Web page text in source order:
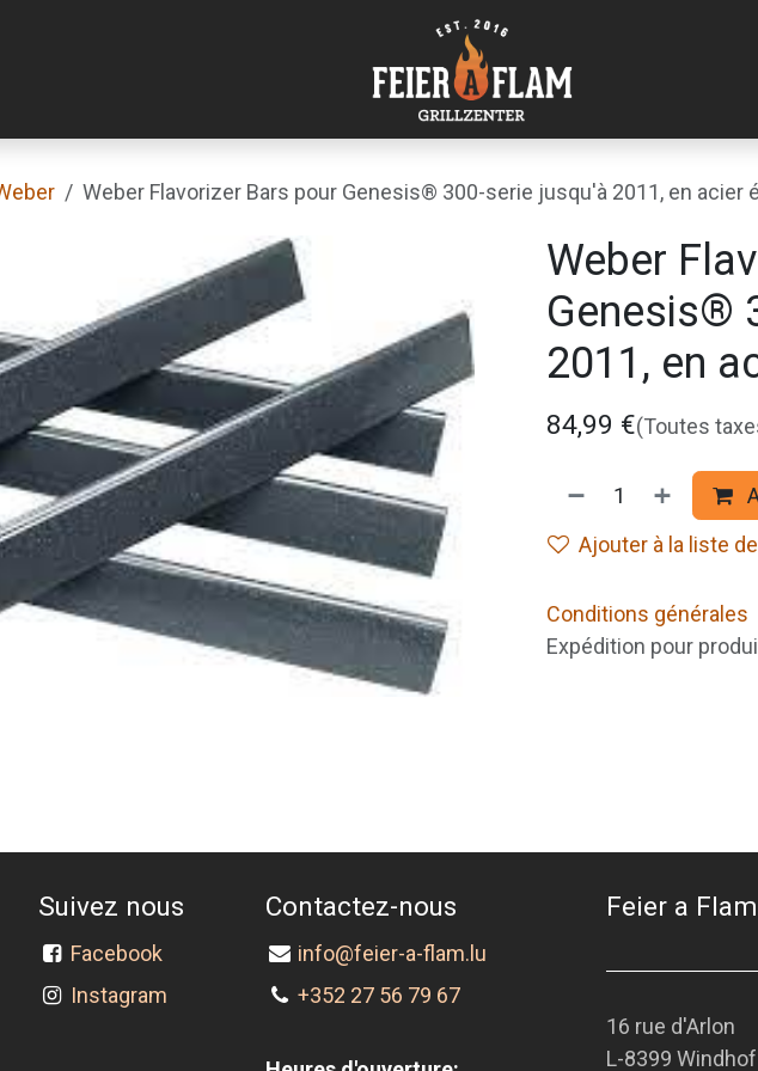
Weber Flavorizer Bars pour Genesis® 300-serie jusqu'à 2011, en acier
Weber
Genesis®
2011, en
84,99 €(Toutes
Ajouter à la liste
Conditions générales
Expédition pour
Suivez nous
Facebook
Instagram
Contactez-nous
info@feier-a-flam.lu
+352 27 56 79 67
Feier a
16 rue d'Arlon
L-8399 Windhof